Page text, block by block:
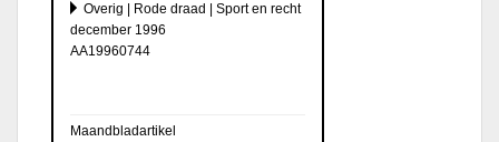
Overig | Rode draad | Sport en recht
december 1996
AA19960744
Maandbladartikel